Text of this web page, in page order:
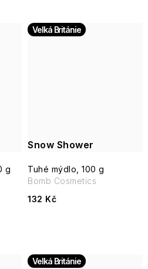
g
Snow Shower
Velká Británie
Tuhé mýdlo, 100 g
132 Kč
Bomb Cosmetics
Velká Británie